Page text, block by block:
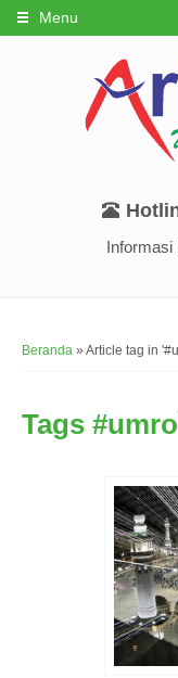
Menu
Informasi
Beranda » Article tag in
Tags